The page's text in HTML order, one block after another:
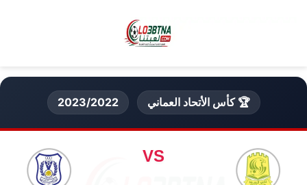
🏆 كأس الأتحاد العماني 2023/2022
VS